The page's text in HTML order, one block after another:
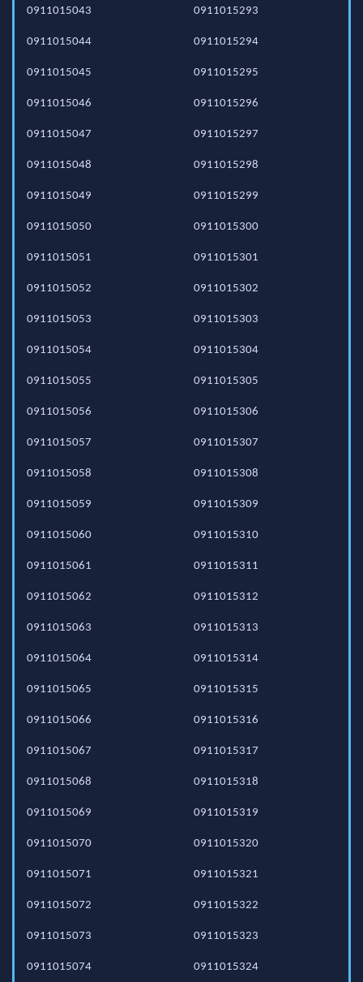
0911015043
0911015044
0911015045
0911015046
0911015047
0911015048
0911015049
0911015050
0911015051
0911015052
0911015053
0911015054
0911015055
0911015056
0911015057
0911015058
0911015059
0911015060
0911015061
0911015062
0911015063
0911015064
0911015065
0911015066
0911015067
0911015068
0911015069
0911015070
0911015071
0911015072
0911015073
0911015074
0911015293
0911015294
0911015295
0911015296
0911015297
0911015298
0911015299
0911015300
0911015301
0911015302
0911015303
0911015304
0911015305
0911015306
0911015307
0911015308
0911015309
0911015310
0911015311
0911015312
0911015313
0911015314
0911015315
0911015316
0911015317
0911015318
0911015319
0911015320
0911015321
0911015322
0911015323
0911015324